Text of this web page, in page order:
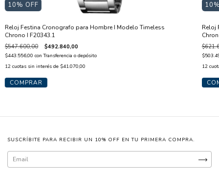
10% OFF
Reloj Festina Cronografo para Hombre I Modelo Timeless
Chrono I F20343.1
$547.600,00 $492.840,00
$443.556,00con Transferencia o depósito
12 cuotas sin interés de $41.070,00
10
Reloj
12
SUSCRÍBITE PARA RECIBIR UN 10% OFF EN TU PRIMERA COMPRA.